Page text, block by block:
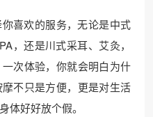
喜欢的服务，无论是中式
，还是川式采耳、艾灸，
次体验，你就会明白为什
不只是方便，更是对生活
体好好放个假。